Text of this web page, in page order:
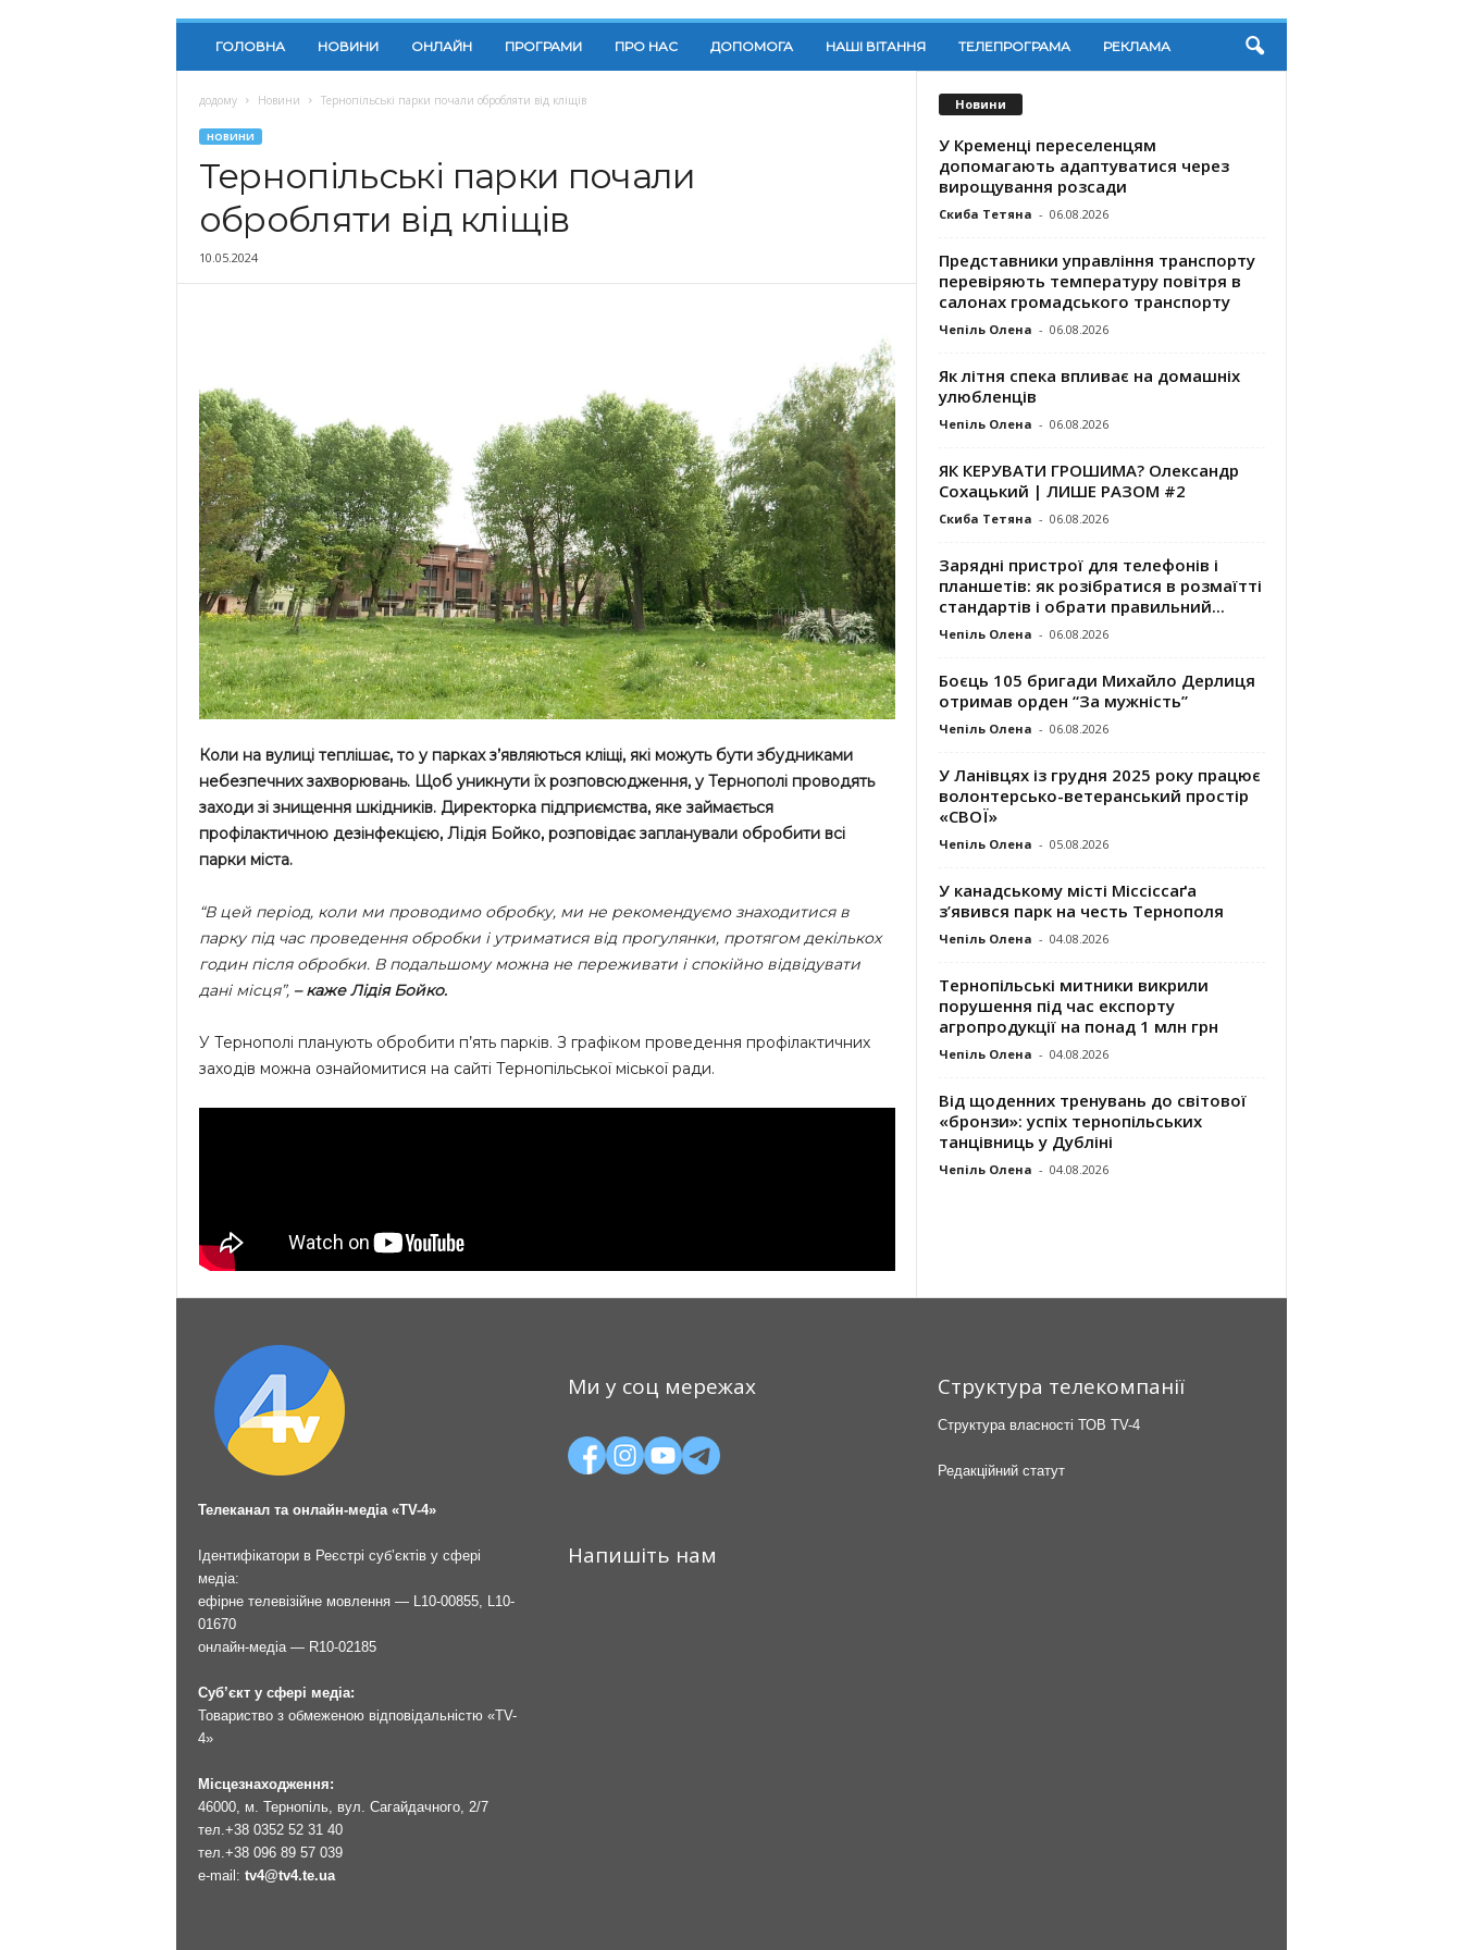
ГОЛОВНА НОВИНИ ОНЛАЙН ПРОГРАМИ ПРО НАС ДОПОМОГА НАШІ ВІТАННЯ ТЕЛЕПРОГРАМА РЕКЛАМА
додому Новини Тернопільські парки почали обробляти від кліщів
НОВИНИ
Тернопільські парки почали
обробляти від кліщів
10.05.2024
Коли на вулиці теплішає, то у парках з’являються кліщі, які можуть бути збудниками
небезпечних захворювань. Щоб уникнути їх розповсюдження, у Тернополі проводять
заходи зі знищення шкідників. Директорка підприємства, яке займається
профілактичною дезінфекцією, Лідія Бойко, розповідає запланували обробити всі
парки міста.
“В цей період, коли ми проводимо обробку, ми не рекомендуємо знаходитися в
парку під час проведення обробки і утриматися від прогулянки, протягом декількох
годин після обробки. В подальшому можна не переживати і спокійно відвідувати
дані місця”, – каже Лідія Бойко.
У Тернополі планують обробити п’ять парків. З графіком проведення профілактичних
заходів можна ознайомитися на сайті Тернопільської міської ради.
Новини
У Кременці переселенцям
допомагають адаптуватися через
вирощування розсади
Скиба Тетяна - 06.08.2026
Представники управління транспорту
перевіряють температуру повітря в
салонах громадського транспорту
Чепіль Олена - 06.08.2026
Як літня спека впливає на домашніх
улюбленців
Чепіль Олена - 06.08.2026
ЯК КЕРУВАТИ ГРОШИМА? Олександр
Сохацький | ЛИШЕ РАЗОМ #2
Скиба Тетяна - 06.08.2026
Зарядні пристрої для телефонів і
планшетів: як розібратися в розмаїтті
стандартів і обрати правильний...
Чепіль Олена - 06.08.2026
Боєць 105 бригади Михайло Дерлиця
отримав орден “За мужність”
Чепіль Олена - 06.08.2026
У Ланівцях із грудня 2025 року працює
волонтерсько-ветеранський простір
«СВОЇ»
Чепіль Олена - 05.08.2026
У канадському місті Міссіссаґа
з’явився парк на честь Тернополя
Чепіль Олена - 04.08.2026
Тернопільські митники викрили
порушення під час експорту
агропродукції на понад 1 млн грн
Чепіль Олена - 04.08.2026
Від щоденних тренувань до світової
«бронзи»: успіх тернопільських
танцівниць у Дубліні
Чепіль Олена - 04.08.2026
Телеканал та онлайн-медіа «TV-4»
Ідентифікатори в Реєстрі суб’єктів у сфері
медіа:
ефірне телевізійне мовлення — L10-00855, L10-
01670
онлайн-медіа — R10-02185
Суб’єкт у сфері медіа:
Товариство з обмеженою відповідальністю «TV-
4»
Місцезнаходження:
46000, м. Тернопіль, вул. Сагайдачного, 2/7
тел.+38 0352 52 31 40
тел.+38 096 89 57 039
e-mail: tv4@tv4.te.ua
Ми у соц мережах
Напишіть нам
Структура телекомпанії
Структура власності ТОВ TV-4
Редакційний статут